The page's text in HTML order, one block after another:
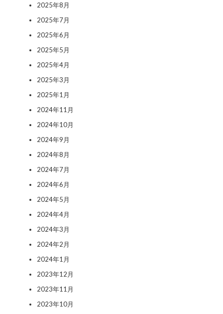
2025年8月
2025年7月
2025年6月
2025年5月
2025年4月
2025年3月
2025年1月
2024年11月
2024年10月
2024年9月
2024年8月
2024年7月
2024年6月
2024年5月
2024年4月
2024年3月
2024年2月
2024年1月
2023年12月
2023年11月
2023年10月